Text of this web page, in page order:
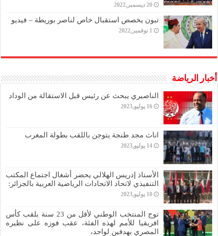
20 ديسمبر,2022
تبون يخصص استقبال خاص لناصر بوريطة – فيديو
1 نوفمبر,2022
أخبار الرياضة
الناصيري يبحث عن رئيس قبل الاستقالة من الوداد
16 يوليو,2023
اناث مجد طنجة يتوجن باللقب بطولة المغرب
14 يوليو,2023
الأستاذ إدريس الهلالي يحضر أشغال اجتماع المكتب
التنفيذي لاتحاد الاتحادات الرياضية العربية بالجزائر:
10 يوليو,2023
توج المنتخب الوطني لأقل من 23 سنة بلقب كأس
افريقيا للأمم لهذه الفئة، عقب فوزه على نظيره
المصري بهدفين لواحد،